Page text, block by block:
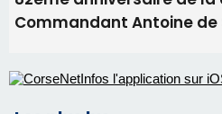
En Corse, un début de
consommation en recul
face à une nouvelle